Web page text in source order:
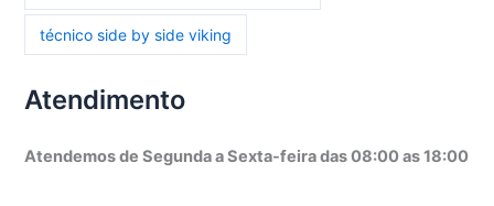
técnico side by side viking
Atendimento
Atendemos de Segunda a Sexta-feira das 08:00 as 18:00